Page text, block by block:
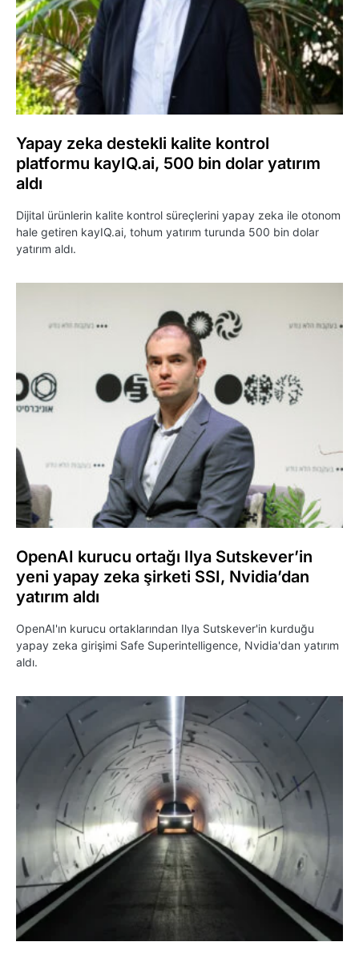
Yapay zeka destekli kalite kontrol
platformu kayIQ.ai, 500 bin dolar yatırım
aldı
Dijital ürünlerin kalite kontrol süreçlerini yapay zeka ile otonom
hale getiren kayIQ.ai, tohum yatırım turunda 500 bin dolar
yatırım aldı.
OpenAI kurucu ortağı Ilya Sutskever’in
yeni yapay zeka şirketi SSI, Nvidia’dan
yatırım aldı
OpenAI'ın kurucu ortaklarından Ilya Sutskever'in kurduğu
yapay zeka girişimi Safe Superintelligence, Nvidia'dan yatırım
aldı.